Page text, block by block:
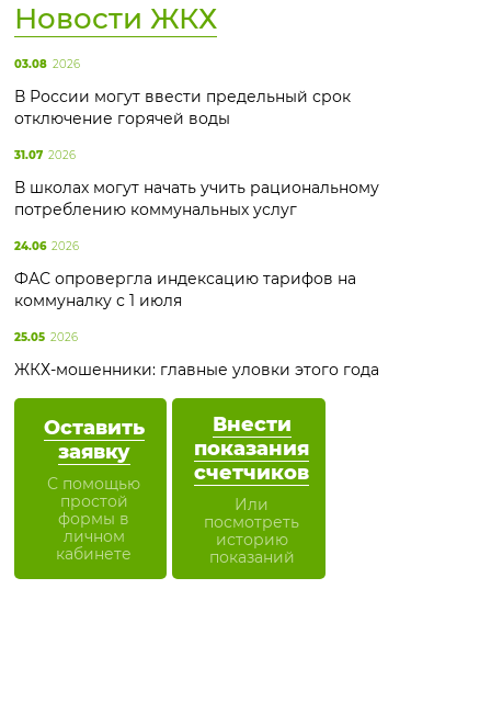
Оставить
заявку
С помощью
простой
формы в
личном
кабинете
Внести
показания
счетчиков
Или
посмотреть
историю
показаний
Новости ЖКХ
03.08 2026
В России могут ввести предельный срок
отключение горячей воды
31.07 2026
В школах могут начать учить рациональному
потреблению коммунальных услуг
24.06 2026
ФАС опровергла индексацию тарифов на
коммуналку с 1 июля
25.05 2026
ЖКХ-мошенники: главные уловки этого года